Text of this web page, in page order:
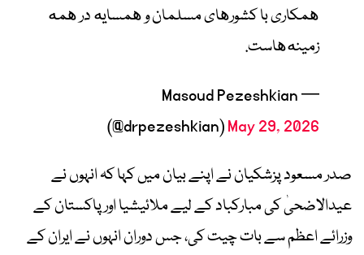
همکاری با کشورهای مسلمان و همسایه در همه
زمینه‌هاست.
— Masoud Pezeshkian
(@drpezeshkian)May 29, 2026
صدر مسعود پزشکیان نے اپنے بیان میں کہا کہ انہوں نے
عیدالاضحیٰ کی مبارکباد کے لیے ملائیشیا اور پاکستان کے
وزرائے اعظم سے بات چیت کی، جس دوران انہوں نے ایران کے